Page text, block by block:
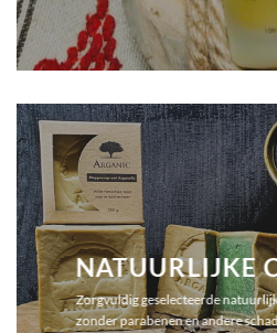
NATUURLIJKE
Zorgvuldig geselecteerde
zonder parabenen en andere